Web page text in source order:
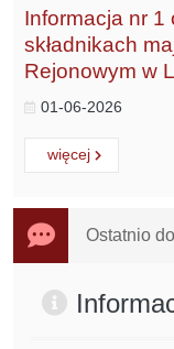
Informacja nr
składnikach
Rejonowym w
01-06-2026
Czytaj
więcejo:
Ostatnio